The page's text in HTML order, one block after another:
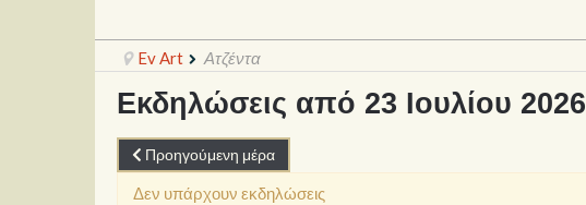
Ev Art Ατζέντα
Εκδηλώσεις από 23 Ιουλίου 2026
Προηγούμενη μέρα
Δεν υπάρχουν εκδηλώσεις